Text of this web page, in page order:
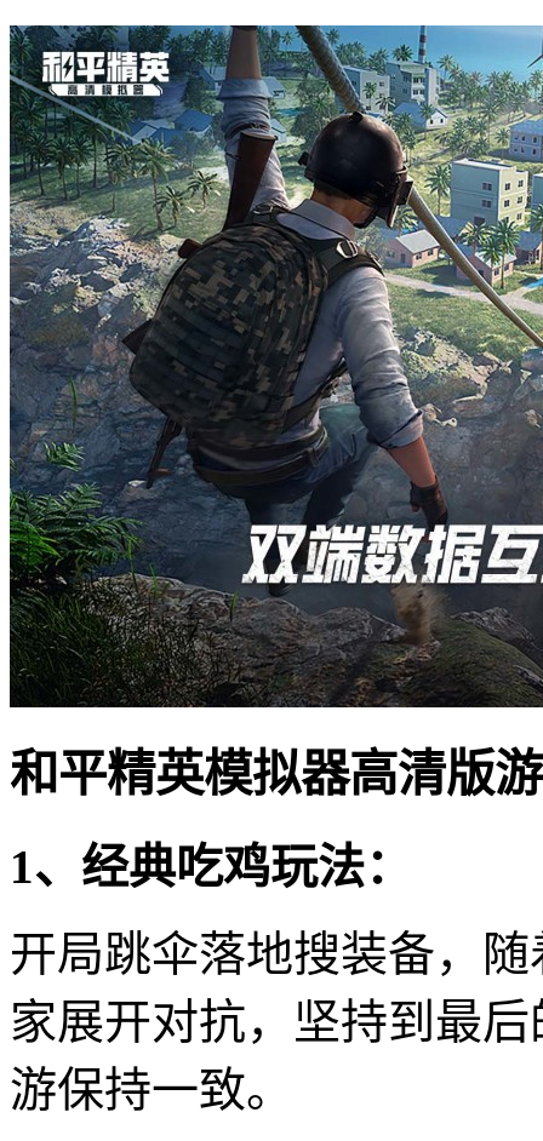
和平精英模拟器高清版
1、经典吃鸡玩法：
开局跳伞落地搜装备，
家展开对抗，坚持到最
游保持一致。